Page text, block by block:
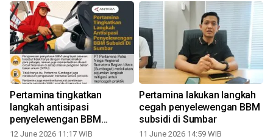
Pertamina tingkatkan
langkah antisipasi
penyelewengan BBM
subsidi di Sumbar
12 June 2026 11:17 WIB
Pertamina lakukan langkah
cegah penyelewengan BBM
subsidi di Sumbar
11 June 2026 14:59 WIB